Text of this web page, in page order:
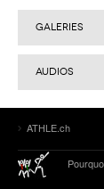
GALERIES
AUDIOS
ATHLE.ch